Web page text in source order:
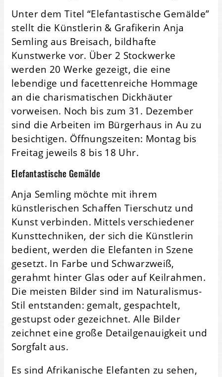
Unter dem Titel “Elefantastische Gemälde”
stellt die Künstlerin & Grafikerin Anja
Semling aus Breisach, bildhafte
Kunstwerke vor. Über 2 Stockwerke
werden 20 Werke gezeigt, die eine
lebendige und facettenreiche Hommage
an die charismatischen Dickhäuter
vorweisen. Noch bis zum 31. Dezember
sind die Arbeiten im Bürgerhaus in Au zu
besichtigen. Öffnungszeiten: Montag bis
Freitag jeweils 8 bis 18 Uhr.
Elefantastische Gemälde
Anja Semling möchte mit ihrem
künstlerischen Schaffen Tierschutz und
Kunst verbinden. Mittels verschiedener
Kunsttechniken, der sich die Künstlerin
bedient, werden die Elefanten in Szene
gesetzt. In Farbe und Schwarzweiß,
gerahmt hinter Glas oder auf Keilrahmen.
Die meisten Bilder sind im Naturalismus-
Stil entstanden: gemalt, gespachtelt,
gestupst oder gezeichnet. Alle Bilder
zeichnet eine große Detailgenauigkeit und
Sorgfalt aus.
Es sind Afrikanische Elefanten zu sehen,